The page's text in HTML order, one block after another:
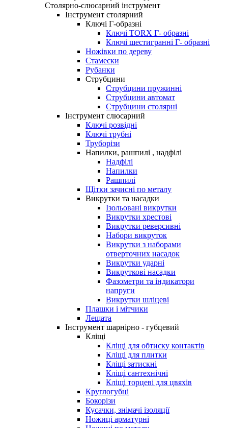
Столярно-слюсарний інструмент
Інструмент столярний
Ключі Г-образні
Ключі TORX Г- образні
Ключі шестигранні Г- образні
Ножівки по дереву
Стамески
Рубанки
Струбцини
Струбцини пружинні
Струбцини автомат
Струбцини столярні
Інструмент слюсарний
Ключі розвідні
Ключі трубні
Труборізи
Напилки, рашпилі , надфілі
Надфілі
Напилки
Рашпилі
Щітки зачисні по металу
Викрутки та насадки
Ізольовані викрутки
Викрутки хрестові
Викрутки реверсивні
Набори викруток
Викрутки з наборами
отверточних насадок
Викрутки ударні
Викруткові насадки
Фазометри та індикатори
напруги
Викрутки шліцеві
Плашки і мітчики
Лещата
Інструмент шарнірно - губцевий
Кліщі
Кліщі для обтиску контактів
Кліщі для плитки
Кліщі затискні
Кліщі сантехнічні
Кліщі торцеві для цвяхів
Круглогубці
Бокорізи
Кусачки, знімачі ізоляції
Ножиці арматурні